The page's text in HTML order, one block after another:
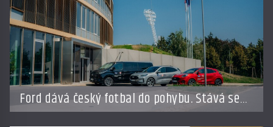
Ford dává český fotbal do pohybu. Stává se
novým partnerem FAČR